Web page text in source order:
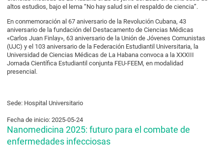
altos estudios, bajo el lema “No hay salud sin el respaldo de ciencia”.
En conmemoración al 67 aniversario de la Revolución Cubana, 43
aniversario de la fundación del Destacamento de Ciencias Médicas
«Carlos Juan Finlay», 63 aniversario de la Unión de Jóvenes Comunistas
(UJC) y el 103 aniversario de la Federación Estudiantil Universitaria, la
Universidad de Ciencias Médicas de La Habana convoca a la XXXIII
Jornada Científica Estudiantil conjunta FEU-FEEM, en modalidad
presencial.
Sede: Hospital Universitario
Fecha de inicio: 2025-05-24
Nanomedicina 2025: futuro para el combate de
enfermedades infecciosas